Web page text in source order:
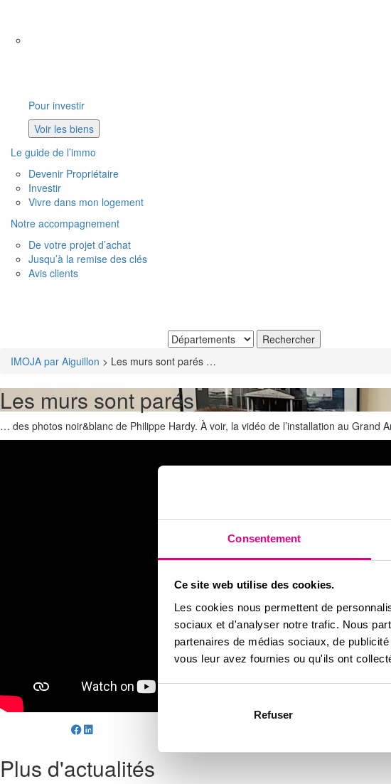
Consentement
Ce site web utilise des cookies.
Les cookies nous permettent de
sociaux et d'analyser notre trafic. Nous
partenaires de médias sociaux, de
vous leur avez fournies ou qu'ils ont
Refuser
Pour investir
Voir les biens
Le guide de l’immo
Devenir Propriétaire
Investir
Vivre dans mon logement
Notre accompagnement
De votre projet d’achat
Jusqu’à la remise des clés
Avis clients
IMOJA par Aiguillon > Les murs sont parés …
Les murs sont parés …
… des photos noir&blanc de Philippe Hardy. À voir, la vidéo de l’installation au Grand
Plus d'actualités